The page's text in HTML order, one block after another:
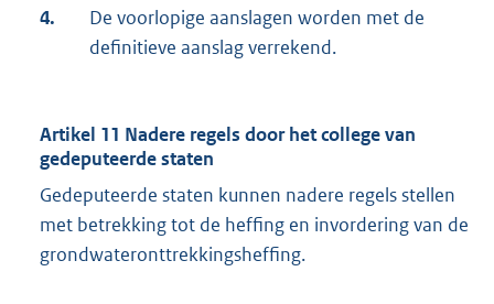
4.
De voorlopige aanslagen worden met de
definitieve aanslag verrekend.
Artikel 11 Nadere regels door het college van
gedeputeerde staten
Gedeputeerde staten kunnen nadere regels stellen
met betrekking tot de heffing en invordering van de
grondwateronttrekkingsheffing.